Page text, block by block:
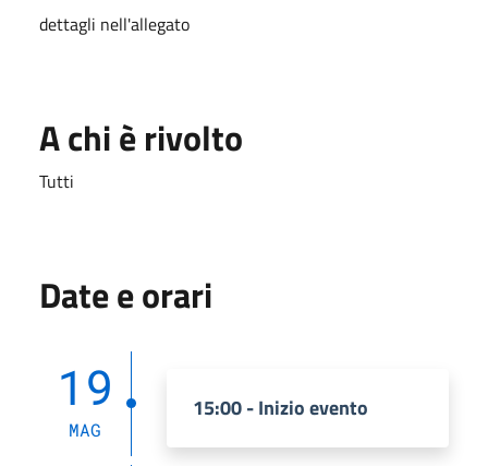
dettagli nell'allegato
A chi è rivolto
Tutti
Date e orari
19
MAG
15:00 - Inizio evento